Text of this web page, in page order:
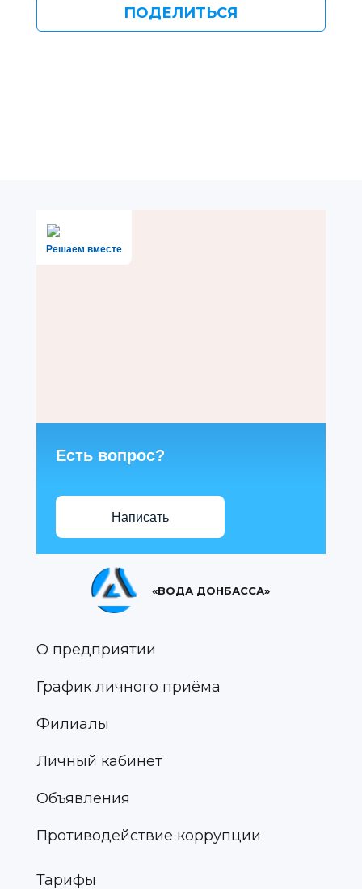
ПОДЕЛИТЬСЯ
Решаем вместе
Есть вопрос?
Написать
«ВОДА ДОНБАССА»
О предприятии
График личного приёма
Филиалы
Личный кабинет
Объявления
Противодействие коррупции
Тарифы